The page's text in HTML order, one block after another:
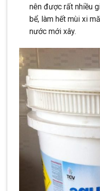
nên được rất nhiều
bể, làm hết mùi xi
nước mới xây.